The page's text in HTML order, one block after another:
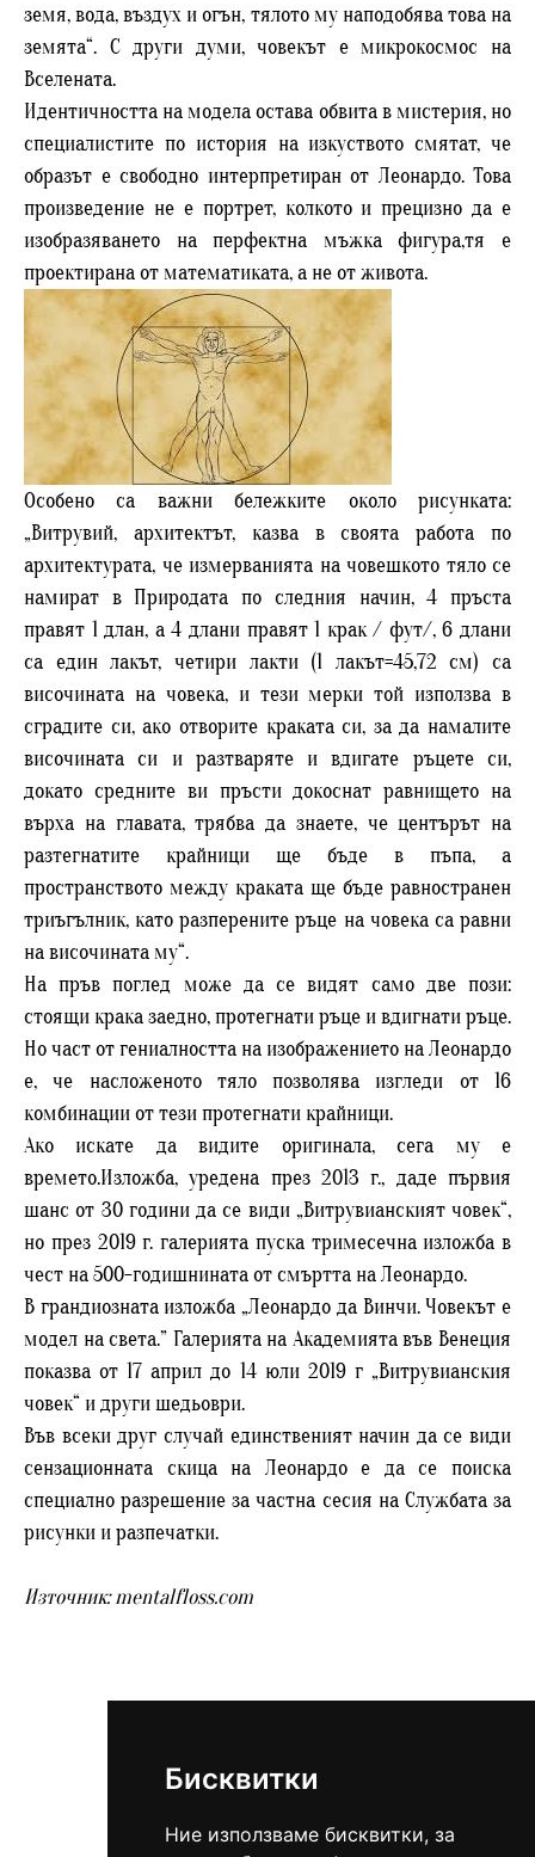
Бисквитки
Ние използваме бисквитки, за
земя, вода, въздух и огън, тялото му наподобява това на
земята“. С други думи, човекът е микрокосмос на
Вселената.
Идентичността на модела остава обвита в мистерия, но
специалистите по история на изкуството смятат, че
образът е свободно интерпретиран от Леонардо. Това
произведение не е портрет, колкото и прецизно да е
изобразяването на перфектна мъжка фигура,тя е
проектирана от математиката, а не от живота.
Особено са важни бележките около рисунката:
„Витрувий, архитектът, казва в своята работа по
архитектурата, че измерванията на човешкото тяло се
намират в Природата по следния начин, 4 пръста
правят 1 длан, а 4 длани правят 1 крак / фут/, 6 длани
са един лакът, четири лакти (1 лакът=45,72 см) са
височината на човека, и тези мерки той използва в
сградите си, ако отворите краката си, за да намалите
височината си и разтваряте и вдигате ръцете си,
докато средните ви пръсти докоснат равнището на
върха на главата, трябва да знаете, че центърът на
разтегнатите крайници ще бъде в пъпа, а
пространството между краката ще бъде равностранен
триъгълник, като разперените ръце на човека са равни
на височината му“.
На пръв поглед може да се видят само две пози:
стоящи крака заедно, протегнати ръце и вдигнати ръце.
Но част от гениалността на изображението на Леонардо
е, че насложеното тяло позволява изгледи от 16
комбинации от тези протегнати крайници.
Ако искате да видите оригинала, сега му е
времето.Изложба, уредена през 2013 г., даде първия
шанс от 30 години да се види „Витрувианският човек“,
но през 2019 г. галерията пуска тримесечна изложба в
чест на 500-годишнината от смъртта на Леонардо.
В грандиозната изложба „Леонардо да Винчи. Човекът е
модел на света.” Галерията на Академията във Венеция
показва от 17 април до 14 юли 2019 г „Витрувианския
човек“ и други шедьоври.
Във всеки друг случай единственият начин да се види
сензационната скица на Леонардо е да се поиска
специално разрешение за частна сесия на Службата за
рисунки и разпечатки.
Източник: mentalfloss.com